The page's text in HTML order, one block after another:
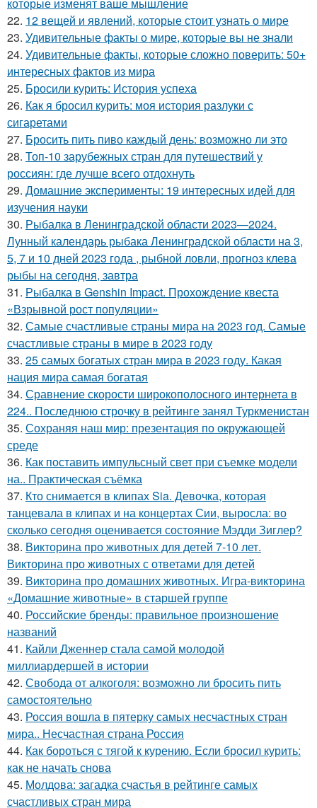
22. 12 вещей и явлений, которые стоит узнать о мире
23. Удивительные факты о мире, которые вы не знали
24. Удивительные факты, которые сложно поверить: 50+
интересных фактов из мира
25. Бросили курить: История успеха
26. Как я бросил курить: моя история разлуки с
сигаретами
27. Бросить пить пиво каждый день: возможно ли это
28. Топ-10 зарубежных стран для путешествий у
россиян: где лучше всего отдохнуть
29. Домашние эксперименты: 19 интересных идей для
изучения науки
30. Рыбалка в Ленинградской области 2023—2024.
Лунный календарь рыбака Ленинградской области на 3,
5, 7 и 10 дней 2023 года , рыбной ловли, прогноз клева
рыбы на сегодня, завтра
31. Рыбалка в Genshin Impact. Прохождение квеста
«Взрывной рост популяции»
32. Самые счастливые страны мира на 2023 год. Самые
счастливые страны в мире в 2023 году
33. 25 самых богатых стран мира в 2023 году. Какая
нация мира самая богатая
34. Сравнение скорости широкополосного интернета в
224.. Последнюю строчку в рейтинге занял Туркменистан
35. Сохраняя наш мир: презентация по окружающей
среде
36. Как поставить импульсный свет при съемке модели
на.. Практическая съёмка
37. Кто снимается в клипах Sia. Девочка, которая
танцевала в клипах и на концертах Сии, выросла: во
сколько сегодня оценивается состояние Мэдди Зиглер?
38. Викторина про животных для детей 7-10 лет.
Викторина про животных с ответами для детей
39. Викторина про домашних животных. Игра-викторина
«Домашние животные» в старшей группе
40. Российские бренды: правильное произношение
названий
41. Кайли Дженнер стала самой молодой
миллиардершей в истории
42. Свобода от алкоголя: возможно ли бросить пить
самостоятельно
43. Россия вошла в пятерку самых несчастных стран
мира.. Несчастная страна Россия
44. Как бороться с тягой к курению. Если бросил курить:
как не начать снова
45. Молдова: загадка счастья в рейтинге самых
счастливых стран мира